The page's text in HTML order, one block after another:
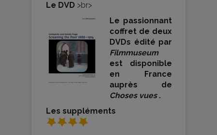
Le DVD >br>
Le passionnant
coffret de deux
DVDs édité par
Filmmuseum
est disponible
en France
auprès de
Choses vues .
Les suppléments